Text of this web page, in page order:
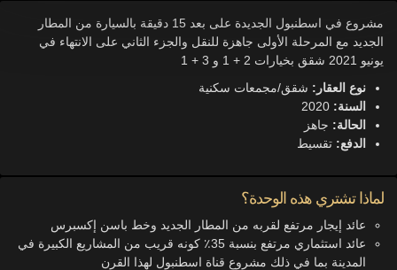
مشروع في اسطنبول الجديدة على بعد 15 دقيقة بالسيارة من المطار
الجديد مع المرحلة الأولى جاهزة للنقل والجزء الثاني على الانتهاء في
يونيو 2021 شقق بخيارات 2 + 1 و 3 + 1
نوع العقار: شقق/مجمعات سكنية
السنة:
الحالة: جاهز
الدفع: تقسيط
لماذا تشتري هذه الوحدة؟
عائد إيجار مرتفع لقربه من المطار الجديد وخط باسن إكسبرس
عائد استثماري مرتفع بنسبة 35٪ كونه قريب من المشاريع الكبيرة في
المدينة بما في ذلك مشروع قناة اسطنبول لهذا القرن